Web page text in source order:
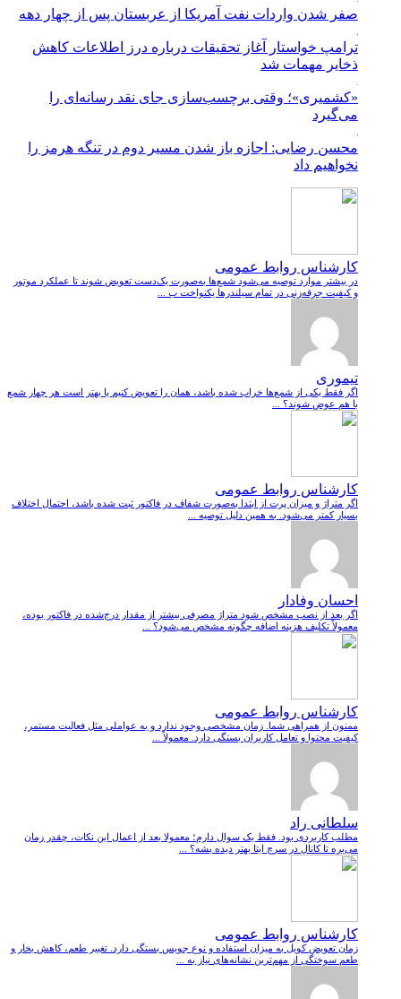
صفر شدن واردات نفت آمریکا از عربستان پس از چهار دهه
ترامپ خواستار آغاز تحقیقات درباره درز اطلاعات کاهش
ذخایر مهمات شد
«کشمیری»؛ وقتی برچسب‌سازی جای نقد رسانه‌ای را
می‌گیرد
محسن رضایی: اجازه باز شدن مسیر دوم در تنگه هرمز را
نخواهیم داد
کارشناس روابط عمومی
در بیشتر موارد توصیه می‌شود شمع‌ها به‌صورت یک‌دست تعویض شوند تا عملکرد موتور
و کیفیت جرقه‌زنی در تمام سیلندرها یکنواخت ب ...
تیموری
اگر فقط یکی از شمع‌ها خراب شده باشد، همان را تعویض کنیم یا بهتر است هر چهار شمع
با هم عوض شوند؟ ...
کارشناس روابط عمومی
اگر متراژ و میزان پرت از ابتدا به‌صورت شفاف در فاکتور ثبت شده باشد، احتمال اختلاف
بسیار کمتر می‌شود. به همین دلیل توصیه ...
احسان وفادار
اگر بعد از نصب مشخص شود متراژ مصرفی بیشتر از مقدار درج‌شده در فاکتور بوده،
معمولاً تکلیف هزینه اضافه چگونه مشخص می‌شود؟ ...
کارشناس روابط عمومی
ممنون از همراهی شما. زمان مشخصی وجود ندارد و به عواملی مثل فعالیت مستمر،
کیفیت محتوا و تعامل کاربران بستگی دارد. معمولاً ...
سلطانی راد
مطلب کاربردی بود. فقط یک سوال دارم؛ معمولا بعد از اعمال این نکات، چقدر زمان
می‌بره تا کانال در سرچ ایتا بهتر دیده بشه؟ ...
کارشناس روابط عمومی
زمان تعویض کویل به میزان استفاده و نوع جویس بستگی دارد. تغییر طعم، کاهش بخار و
طعم سوختگی از مهم‌ترین نشانه‌های نیاز به ...